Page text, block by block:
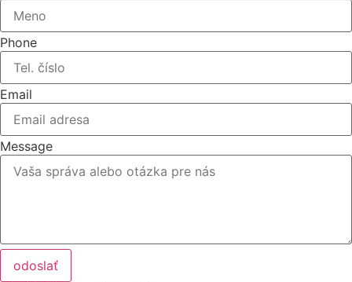
Phone
Email
Message
odoslať